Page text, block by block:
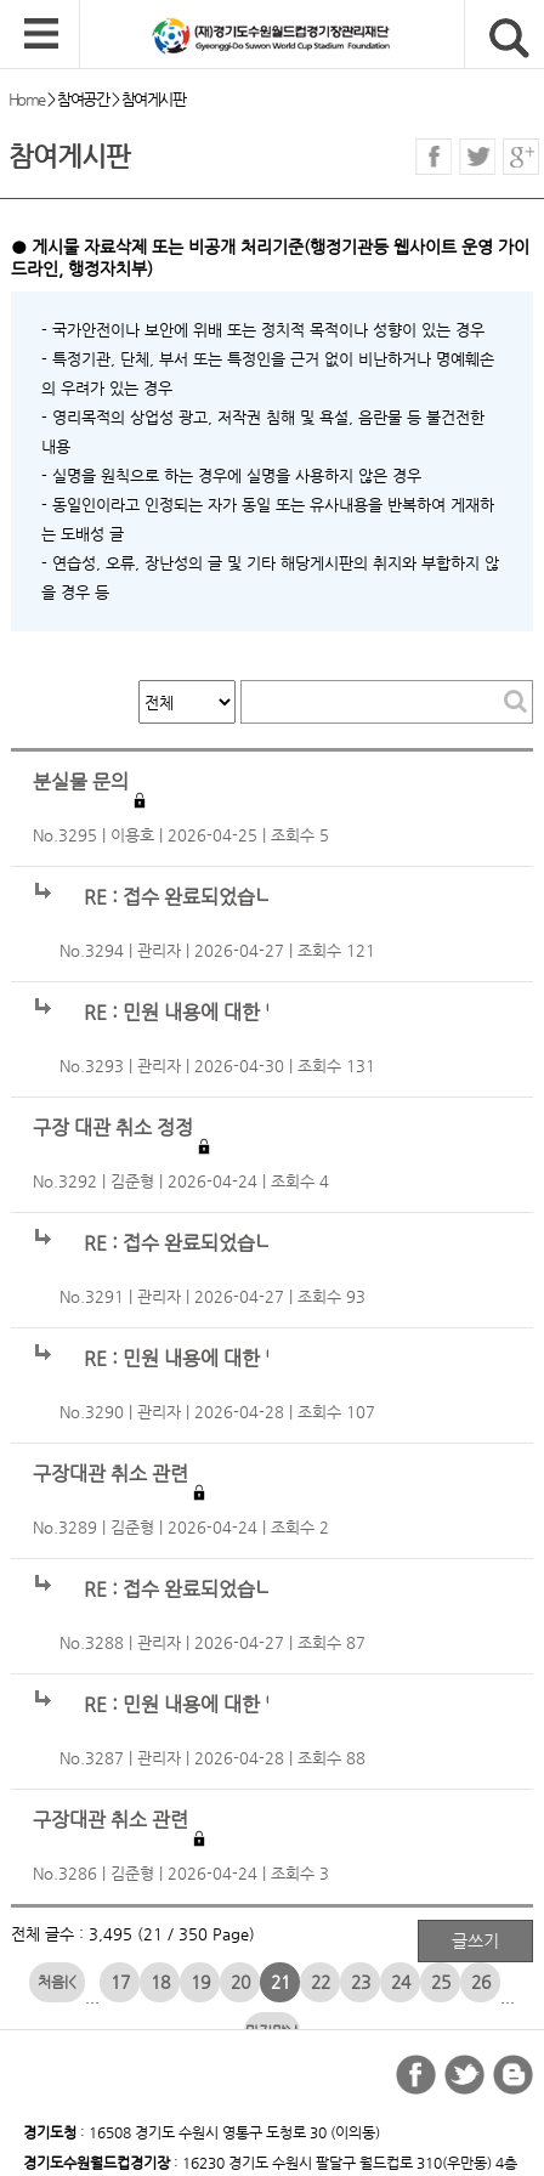
Home>참여공간>참여게시판
참여게시판
● 게시물 자료삭제 또는 비공개 처리기준(행정기관등 웹사이트 운영 가이
드라인, 행정자치부)
- 국가안전이나 보안에 위배 또는 정치적 목적이나 성향이 있는 경우
- 특정기관, 단체, 부서 또는 특정인을 근거 없이 비난하거나 명예훼손
의 우려가 있는 경우
- 영리목적의 상업성 광고, 저작권 침해 및 욕설, 음란물 등 불건전한
내용
- 실명을 원칙으로 하는 경우에 실명을 사용하지 않은 경우
- 동일인이라고 인정되는 자가 동일 또는 유사내용을 반복하여 게재하
는 도배성 글
- 연습성, 오류, 장난성의 글 및 기타 해당게시판의 취지와 부합하지 않
을 경우 등
분실물 문의
No.3295 이용호 2026-04-25 조회수 5
RE : 접수 완료되었습니다.
No.3294 관리자 2026-04-27 조회수 121
RE : 민원 내용에 대한 답글입니다.
No.3293 관리자 2026-04-30 조회수 131
구장 대관 취소 정정
No.3292 김준형 2026-04-24 조회수 4
RE : 접수 완료되었습니다.
No.3291 관리자 2026-04-27 조회수 93
RE : 민원 내용에 대한 답글입니다.
No.3290 관리자 2026-04-28 조회수 107
구장대관 취소 관련
No.3289 김준형 2026-04-24 조회수 2
RE : 접수 완료되었습니다.
No.3288 관리자 2026-04-27 조회수 87
RE : 민원 내용에 대한 답글입니다.
No.3287 관리자 2026-04-28 조회수 88
구장대관 취소 관련
No.3286 김준형 2026-04-24 조회수 3
전체 글수 : 3,495 (21 / 350 Page)
|< 17 18 19 20 21 22 23 24 25 26
>|
경기도청: 16508 경기도 수원시 영통구 도청로 30 (이의동)
경기도수원월드컵경기장: 16230 경기도 수원시 팔달구 월드컵로 310(우만동) 4층